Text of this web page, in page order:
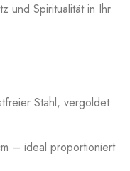
und Spiritualität in Ihr
Stahl, vergoldet
– ideal proportioniert